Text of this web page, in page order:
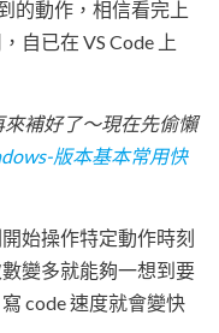
的動作，相信看完上
自已在 VS Code 上
補好了～現在先偷懶
版本基本常用快
始操作特定動作時刻
變多就能夠一想到要
code 速度就會變快